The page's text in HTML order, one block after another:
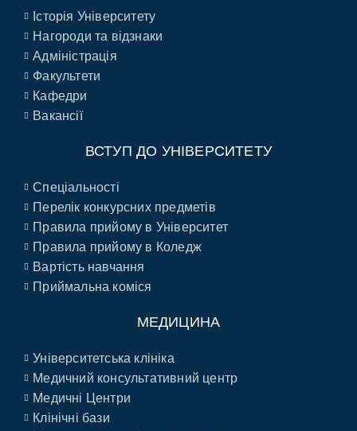
Історія Університету
Нагороди та відзнаки
Адміністрація
Факультети
Кафедри
Вакансії
ВСТУП ДО УНІВЕРСИТЕТУ
Спеціальності
Перелік конкурсних предметів
Правила прийому в Університет
Правила прийому в Коледж
Вартість навчання
Приймальна коміся
МЕДИЦИНА
Університетська клініка
Медичний консультативний центр
Медичні Центри
Клінічні бази